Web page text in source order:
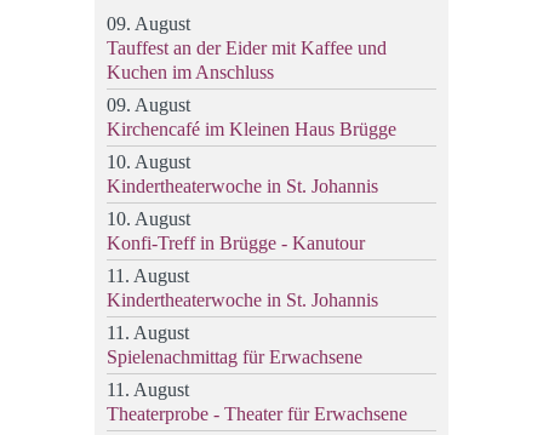
09. August
Tauffest an der Eider mit Kaffee und
Kuchen im Anschluss
09. August
Kirchencafé im Kleinen Haus Brügge
10. August
Kindertheaterwoche in St. Johannis
10. August
Konfi-Treff in Brügge - Kanutour
11. August
Kindertheaterwoche in St. Johannis
11. August
Spielenachmittag für Erwachsene
11. August
Theaterprobe - Theater für Erwachsene